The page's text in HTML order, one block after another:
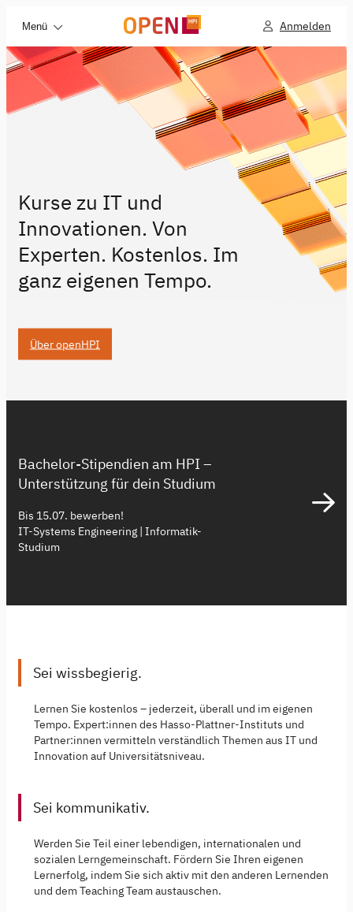
Menü Anmelden
Kurse zu IT und
Innovationen. Von
Experten. Kostenlos. Im
ganz eigenen Tempo.
Über openHPI
Bachelor-Stipendien am HPI –
Unterstützung für dein Studium
Bis 15.07. bewerben!
IT-Systems Engineering | Informatik-
Studium
Sei wissbegierig.
Lernen Sie kostenlos – jederzeit, überall und im eigenen
Tempo. Expert:innen des Hasso-Plattner-Instituts und
Partner:innen vermitteln verständlich Themen aus IT und
Innovation auf Universitätsniveau.
Sei kommunikativ.
Werden Sie Teil einer lebendigen, internationalen und
sozialen Lerngemeinschaft. Fördern Sie Ihren eigenen
Lernerfolg, indem Sie sich aktiv mit den anderen Lernenden
und dem Teaching Team austauschen.